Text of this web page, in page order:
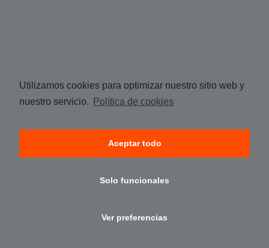
Utilizamos cookies para optimizar nuestro sitio web y
nuestro servicio.
Política de cookies
Aceptar todo
Solo funcionales
Ver preferencias